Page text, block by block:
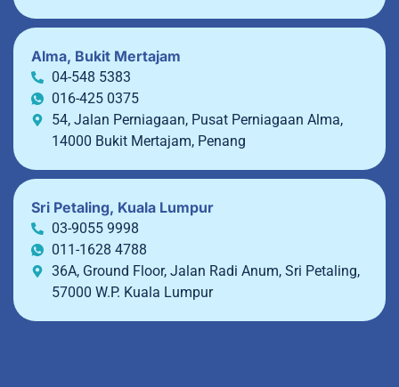
Alma, Bukit Mertajam
04-548 5383
016-425 0375
54, Jalan Perniagaan, Pusat Perniagaan Alma,
14000 Bukit Mertajam, Penang
Sri Petaling, Kuala Lumpur
03-9055 9998
011-1628 4788
36A, Ground Floor, Jalan Radi Anum, Sri Petaling,
57000 W.P. Kuala Lumpur